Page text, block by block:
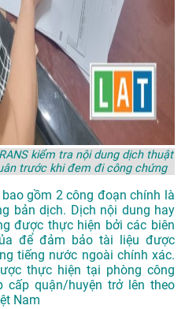
kiểm tra nội dung dịch thuật
trước khi đem đi công chứng
gồm 2 công đoạn chính là
bản dịch. Dịch nội dung hay
được thực hiện bởi các biên
để đảm bảo tài liệu được
tiếng nước ngoài chính xác.
thực hiện tại phòng công
cấp quận/huyện trở lên theo
Nam